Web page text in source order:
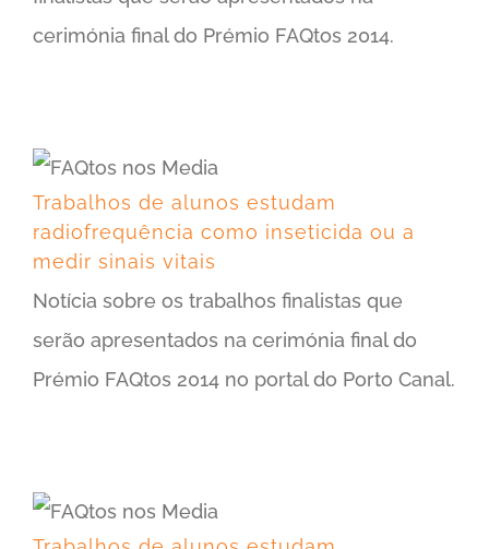
cerimónia final do Prémio FAQtos 2014.
Trabalhos de alunos estudam
radiofrequência como inseticida ou a
medir sinais vitais
Notícia sobre os trabalhos finalistas que
serão apresentados na cerimónia final do
Prémio FAQtos 2014 no portal do Porto Canal.